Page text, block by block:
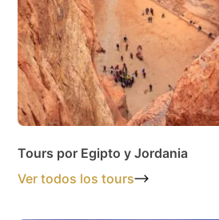
Tours por Egipto y Jordania
Ver todos los tours